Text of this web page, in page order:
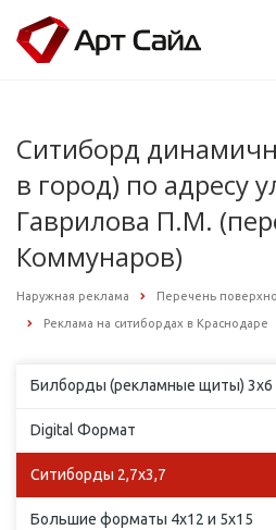
Ситиборд
в город) по адресу
Гаврилова П.М.
Коммунаров)
Наружная реклама Перечень
Реклама на ситибордах в Краснодаре
Билборды (рекламные щиты) 3х6
Digital Формат
Ситиборды 2,7х3,7
Большие форматы 4х12 и 5х15